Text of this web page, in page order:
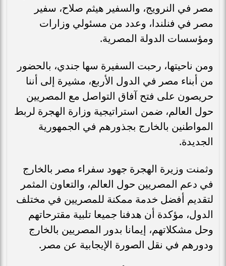
مصر في النرويج، والسفير هيثم صلاح، سفير
مصر في فنلندا، وعدد من مسئولي وزارات
ومؤسسات الدولة المصرية.
ومن ناحيتها، رحبت السفيرة سها جندي، بالحضور
من أبناء مصر في الدول الأربع، مشيرة إلى أننا
حريصون على فتح آفاق التواصل مع المصريين
حول العالم، ضمن استراتيجية وزارة الهجرة لربط
المواطنين بالخارج بجذورهم في الجمهورية
الجديدة.
وثمنت وزيرة الهجرة جهود سفراء مصر بالخارج
في دعم المصريين حول العالم، والتعاون المثمر
لتقديم أفضل خدمة ممكنة للمصريين في مختلف
الدول، مؤكدة أن هدفنا جميعا تلبية مقترحاتهم
وحل مشكلاتهم، إيمانا بدور المصريين بالخارج
ودورهم في نقل الصورة الإيجابية عن مصر.